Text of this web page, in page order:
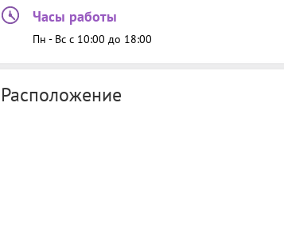
Часы работы
Пн - Вс c 10:00 до 18:00
Расположение